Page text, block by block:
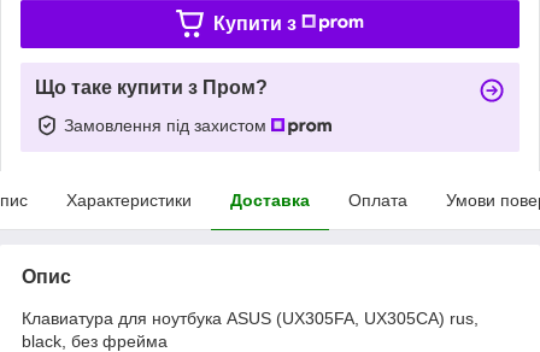
Купити з
Що таке купити з Пром?
Замовлення під захистом
Характеристики Доставка Оплата Умови
Опис
Клавиатура для ноутбука ASUS (UX305FA, UX305CA) rus,
black, без фрейма